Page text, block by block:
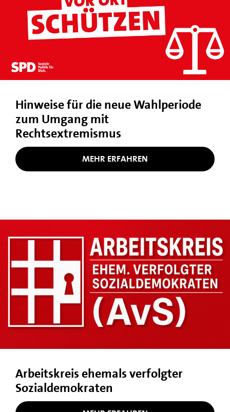
Hinweise für die neue Wahlperiode
zum Umgang mit
Rechtsextremismus
MEHR ERFAHREN
Arbeitskreis ehemals verfolgter
Sozialdemokraten